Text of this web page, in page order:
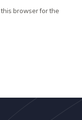
browser for the